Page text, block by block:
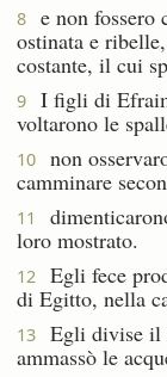
8
e non fossero
ostinata e
costante, il cui
9
I figli di
voltarono le
10
non
camminare
11
loro mostrato.
12
Egli fece
di Egitto, nella
13
Egli divise il
ammassò le